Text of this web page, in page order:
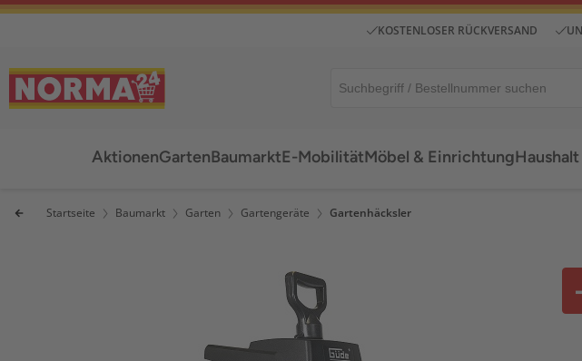
KOSTENLOSER RÜCKVERSAND
AktionenGartenBaumarktE-MobilitätMöbel & Einrichtung
Startseite Baumarkt Garten Gartengeräte Gartenhäcksler